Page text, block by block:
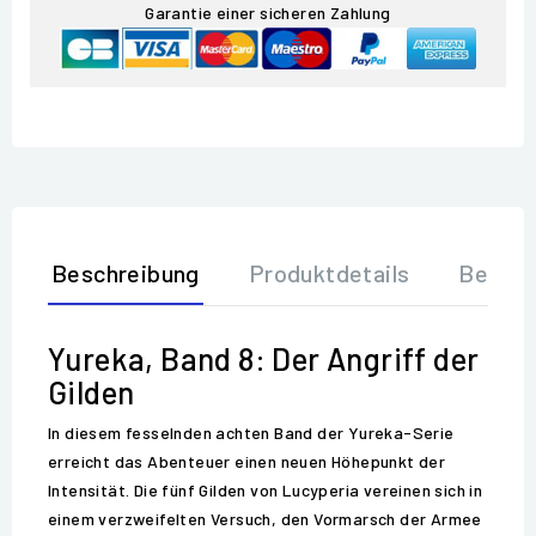
Garantie einer sicheren Zahlung
Beschreibung Produktdetails
Yureka, Band 8: Der Angriff der
Gilden
In diesem fesselnden achten Band der Yureka-Serie
erreicht das Abenteuer einen neuen Höhepunkt der
Intensität. Die fünf Gilden von Lucyperia vereinen sich in
einem verzweifelten Versuch, den Vormarsch der Armee